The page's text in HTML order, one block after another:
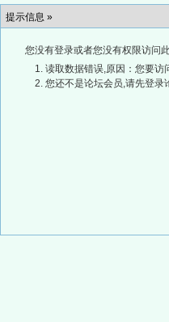
提示信息 »
您没有登录或者您没有权限访问
读取数据错误,原因：您要访
您还不是论坛会员,请先登录